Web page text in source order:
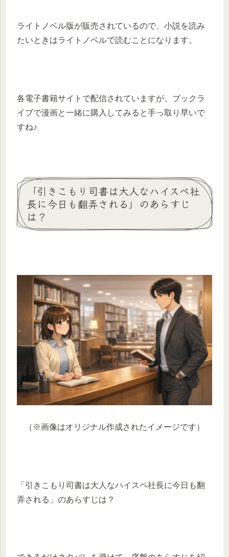
ライトノベル版が販売されているので、小説を読み
たいときはライトノベルで読むことになります。
各電子書籍サイトで配信されていますが、ブックラ
イブで漫画と一緒に購入してみると手っ取り早いで
すね♪
「引きこもり司書は大人なハイスペ社
長に今日も翻弄される」のあらすじ
は？
（※画像はオリジナル作成されたイメージです）
「引きこもり司書は大人なハイスペ社長に今日も翻
弄される」のあらすじは？